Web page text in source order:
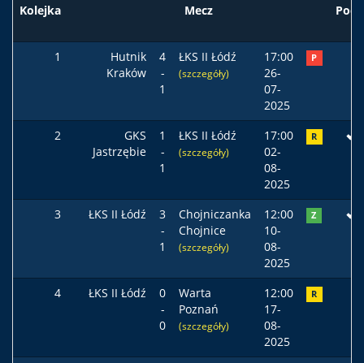
Kolejka Mecz
1
Hutnik
Kraków
4
-
1
ŁKS II Łódź
(szczegóły)
17:00
26-
07-
2025
P
2
GKS
Jastrzębie
1
-
1
ŁKS II Łódź
(szczegóły)
17:00
02-
08-
2025
R
3 ŁKS II Łódź
3
-
1
Chojniczanka
Chojnice
(szczegóły)
12:00
10-
08-
2025
Z
4 ŁKS II Łódź
0
-
0
Warta
Poznań
(szczegóły)
12:00
17-
08-
2025
R